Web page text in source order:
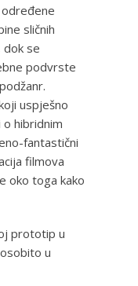
sličnih
dok se
podvrste
uspješno
hibridnim
fantastični
filmova
oko toga kako
prototip u
u